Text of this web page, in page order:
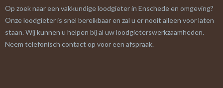
Op zoek naar een vakkundige loodgieter in Enschede en omgeving?
Onze loodgieter is snel bereikbaar en zal u er nooit alleen voor laten
staan. Wij kunnen u helpen bij al uw loodgieterswerkzaamheden.
Neem telefonisch contact op voor een afspraak.